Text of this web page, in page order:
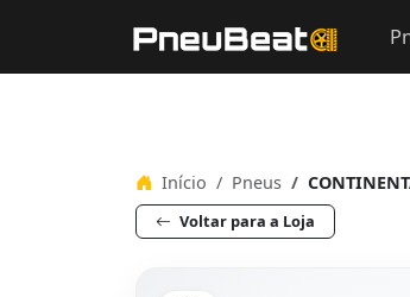
Início Pneus
Voltar para a Loja